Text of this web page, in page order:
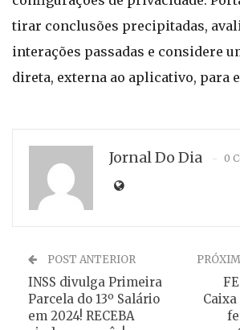
tirar conclusões precipitadas,
interações passadas e considere
direta, externa ao aplicativo, para
Jornal Do Dia 0
POST ANTERIOR
INSS divulga Primeira
Parcela do 13º Salário
em 2024! RECEBA